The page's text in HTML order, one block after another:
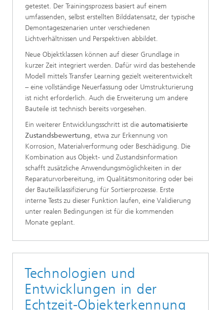
getestet. Der Trainingsprozess basiert auf einem
umfassenden, selbst erstellten Bilddatensatz, der typische
Demontageszenarien unter verschiedenen
Lichtverhältnissen und Perspektiven abbildet.
Neue Objektklassen können auf dieser Grundlage in
kurzer Zeit integriert werden. Dafür wird das bestehende
Modell mittels Transfer Learning gezielt weiterentwickelt
– eine vollständige Neuerfassung oder Umstrukturierung
ist nicht erforderlich. Auch die Erweiterung um andere
Bauteile ist technisch bereits vorgesehen.
Ein weiterer Entwicklungsschritt ist die automatisierte
Zustandsbewertung, etwa zur Erkennung von
Korrosion, Materialverformung oder Beschädigung. Die
Kombination aus Objekt- und Zustandsinformation
schafft zusätzliche Anwendungsmöglichkeiten in der
Reparaturvorbereitung, im Qualitätsmonitoring oder bei
der Bauteilklassifizierung für Sortierprozesse. Erste
interne Tests zu dieser Funktion laufen, eine Validierung
unter realen Bedingungen ist für die kommenden
Monate geplant.
Technologien und
Entwicklungen in der
Echtzeit-Objekterkennung